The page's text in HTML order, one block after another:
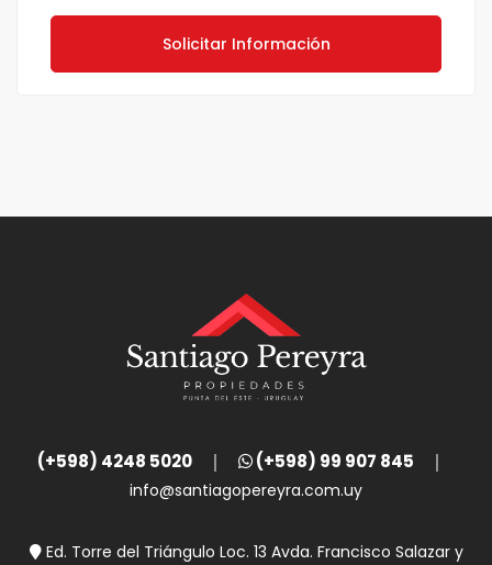
Solicitar Información
(+598) 4248 5020 (+598) 99 907 845
info@santiagopereyra.com.uy
Ed. Torre del Triángulo Loc. 13 Avda. Francisco Salazar y